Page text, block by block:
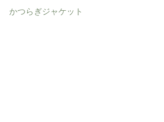
かつらぎジャケット